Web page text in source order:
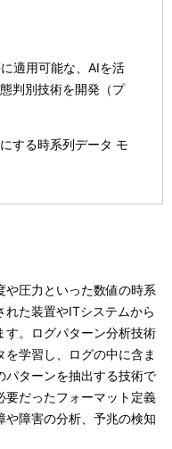
適用可能な、AIを活
判別技術を開発（プ
する時系列データ モ
や圧力といった数値の時系
た装置やITシステムから
す。ログパターン分析技術
学習し、ログの中に含ま
パターンを抽出する技術で
要だったフォーマット定義
障害の分析、予兆の検知